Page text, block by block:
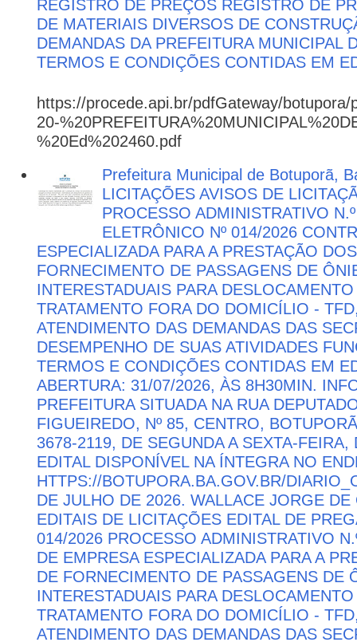
REGISTRO DE PREÇOS REGISTRO DE
DE MATERIAIS DIVERSOS DE
DEMANDAS DA PREFEITURA MUNICIPAL
TERMOS E CONDIÇÕES CONTIDAS EM
https://procede.api.br/pdfGateway/botupora/
20-
%20Ed%202460.pdf
Prefeitura Municipal de Botuporã,
LICITAÇÕES AVISOS DE
PROCESSO ADMINISTRATIVO
ELETRÔNICO Nº 014/2026
ESPECIALIZADA PARA A PRESTAÇÃO
FORNECIMENTO DE PASSAGENS DE
INTERESTADUAIS PARA
TRATAMENTO FORA DO DOMICÍLIO -
ATENDIMENTO DAS DEMANDAS DAS
DESEMPENHO DE SUAS ATIVIDADES
TERMOS E CONDIÇÕES CONTIDAS EM
ABERTURA: 31/07/2026, ÀS 8H30MIN.
PREFEITURA SITUADA NA RUA
FIGUEIREDO, Nº 85, CENTRO,
3678-2119, DE SEGUNDA A SEXTA-
EDITAL DISPONÍVEL NA ÍNTEGRA NO
HTTPS://BOTUPORA.BA.GOV.BR/
DE JULHO DE 2026. WALLACE JORGE
EDITAIS DE LICITAÇÕES EDITAL DE
014/2026 PROCESSO ADMINISTRATIVO
DE EMPRESA ESPECIALIZADA PARA A
DE FORNECIMENTO DE PASSAGENS DE
INTERESTADUAIS PARA
TRATAMENTO FORA DO DOMICÍLIO -
ATENDIMENTO DAS DEMANDAS DAS